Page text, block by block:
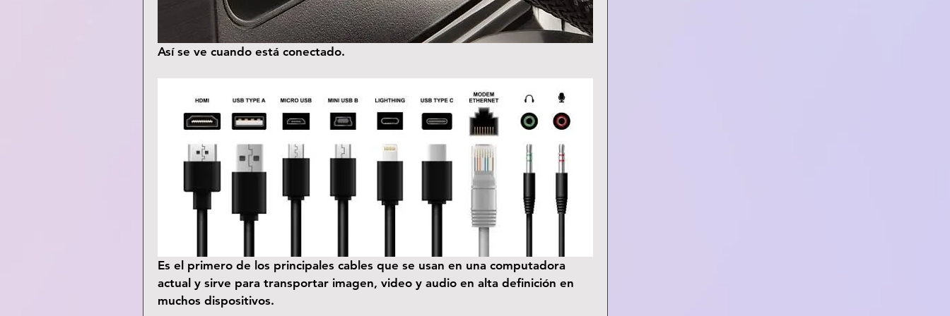
Así se ve cuando está conectado.
Es el primero de los principales cables que se usan en una computadora
actual y sirve para transportar imagen, video y audio en alta definición en
muchos dispositivos.